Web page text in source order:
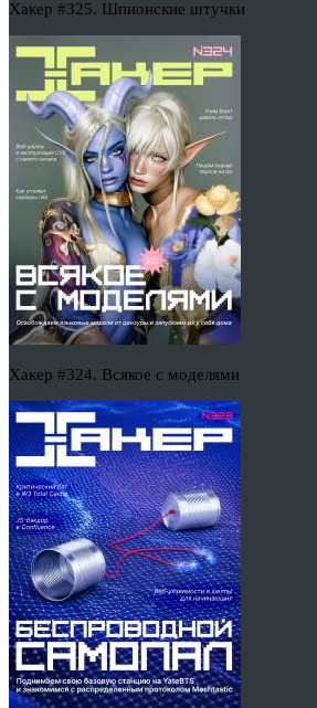
Хакер #325. Шпионские штучки
Хакер #324. Всякое с моделями